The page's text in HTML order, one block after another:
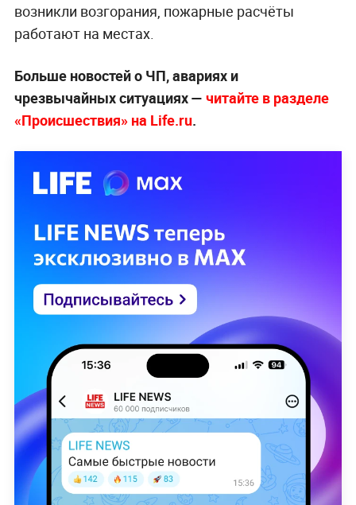
возникли возгорания, пожарные расчёты
работают на местах.
Больше новостей о ЧП, авариях и
чрезвычайных ситуациях — читайте в разделе
«Происшествия» на Life.ru.